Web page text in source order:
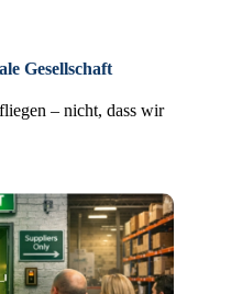
Gesellschaft
– nicht, dass wir